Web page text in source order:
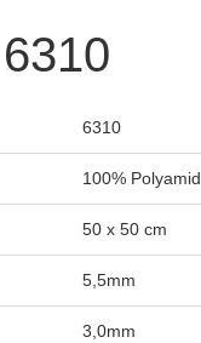
6310
100% Polyamid
50 x 50 cm
5,5mm
3,0mm